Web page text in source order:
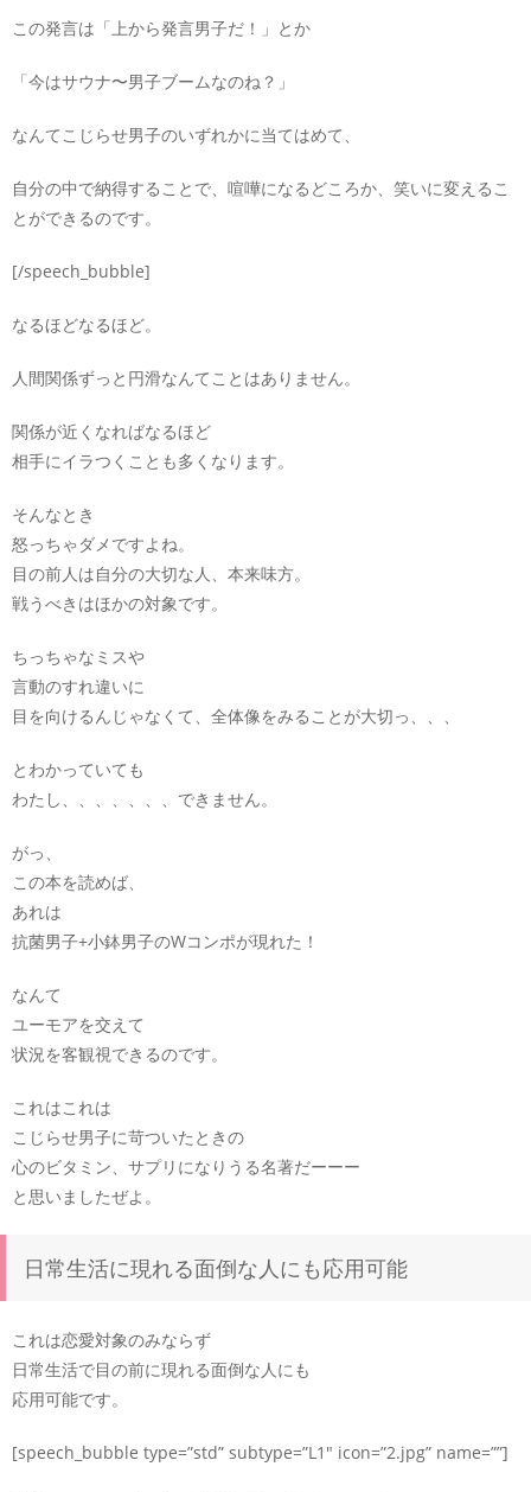
この発言は「上から発言男子だ！」とか
「今はサウナ〜男子ブームなのね？」
なんてこじらせ男子のいずれかに当てはめて、
自分の中で納得することで、喧嘩になるどころか、笑いに変えるこ
とができるのです。
[/speech_bubble]
なるほどなるほど。
人間関係ずっと円滑なんてことはありません。
関係が近くなればなるほど
相手にイラつくことも多くなります。
そんなとき
怒っちゃダメですよね。
目の前人は自分の大切な人、本来味方。
戦うべきはほかの対象です。
ちっちゃなミスや
言動のすれ違いに
目を向けるんじゃなくて、全体像をみることが大切っ、、、
とわかっていても
わたし、、、、、、、できません。
がっ、
この本を読めば、
あれは
抗菌男子+小鉢男子のWコンポが現れた！
なんて
ユーモアを交えて
状況を客観視できるのです。
これはこれは
こじらせ男子に苛ついたときの
心のビタミン、サプリになりうる名著だーーー
と思いましたぜよ。
日常生活に現れる面倒な人にも応用可能
これは恋愛対象のみならず
日常生活で目の前に現れる面倒な人にも
応用可能です。
[speech_bubble type=”std” subtype=”L1″ icon=”2.jpg” name=””]